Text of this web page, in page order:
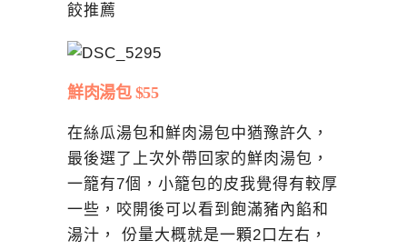
鮮肉湯包 $55
在絲瓜湯包和鮮肉湯包中猶豫許久，
最後選了上次外帶回家的鮮肉湯包，
一籠有7個，小籠包的皮我覺得有較厚
一些，咬開後可以看到飽滿豬內餡和
湯汁， 份量大概就是一顆2口左右，